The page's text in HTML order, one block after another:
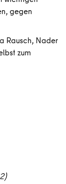
gegen
Rausch, Nader
zum